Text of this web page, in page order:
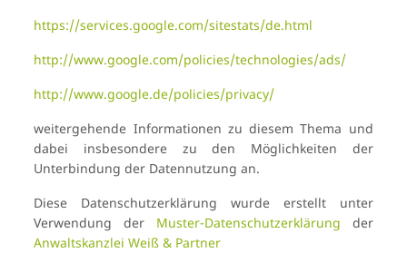
https://services.google.com/sitestats/de.html
http://www.google.com/policies/technologies/ads/
http://www.google.de/policies/privacy/
weitergehende Informationen zu diesem Thema und
dabei insbesondere zu den Möglichkeiten der
Unterbindung der Datennutzung an.
Diese Datenschutzerklärung wurde erstellt unter
Verwendung der Muster-Datenschutzerklärung der
Anwaltskanzlei Weiß & Partner